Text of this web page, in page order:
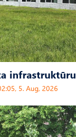
infrastruktūru
5. Aug, 2026